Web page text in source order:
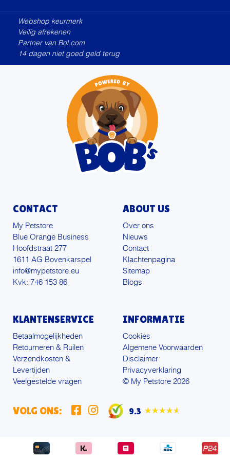
Webshop keurmerk
Veilig afrekenen
Partner van Bol.com
14 dagen niet goed geld terug
CONTACT
My Petstore
Blue Orange Business
Hoofdstraat 277
1611 AG Bovenkarspel
info@mypetstore.eu
Kvk: 746 153 86
ABOUT US
Over ons
Nieuws
Contact
Klachtenpagina
Sitemap
Blogs
KLANTENSERVICE
Betaalmogelijkheden
Retourneren & Ruilen
Verzendkosten &
Levertijden
Veelgestelde vragen
INFORMATIE
Cookies
Algemene Voorwaarden
Disclaimer
Privacyverklaring
© My Petstore 2026
VOLG ONS: 9.3 ★★★★★